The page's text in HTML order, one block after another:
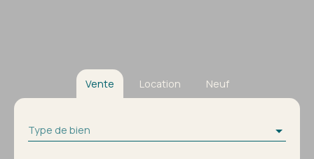
Vente Location Neuf
Type de bien